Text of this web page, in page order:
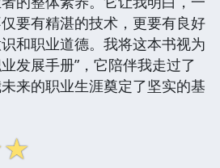
要有精湛的技术，更要有良好
和职业道德。我将这本书视为
发展手册”，它陪伴我走过了
来的职业生涯奠定了坚实的基
☆